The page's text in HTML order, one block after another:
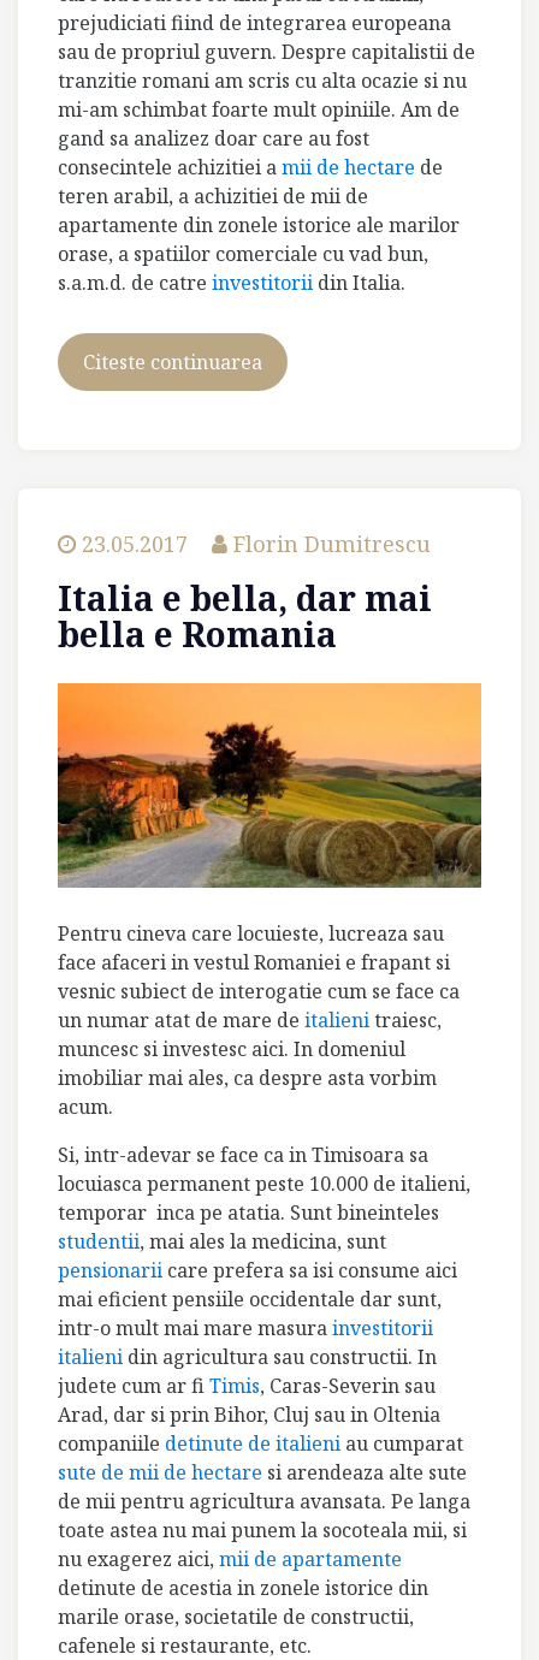
prejudiciati fiind de integrarea europeana
sau de propriul guvern. Despre capitalistii de
tranzitie romani am scris cu alta ocazie si nu
mi-am schimbat foarte mult opiniile. Am de
gand sa analizez doar care au fost
consecintele achizitiei amii de hectare de
teren arabil, a achizitiei de mii de
apartamente din zonele istorice ale marilor
orase, a spatiilor comerciale cu vad bun,
s.a.m.d. de catre investitorii din Italia.
Citeste continuarea Italia
e
e
(II)
23.05.2017 Florin Dumitrescu
Italia e bella, dar mai
bella e Romania
Pentru cineva care locuieste, lucreaza sau
face afaceri in vestul Romaniei e frapant si
vesnic subiect de interogatie cum se face ca
un numar atat de mare de italienitraiesc,
muncesc si investesc aici. In domeniul
imobiliar mai ales, ca despre asta vorbim
acum.
Si, intr-adevar se face ca in Timisoara sa
locuiasca permanent peste 10.000 de italieni,
temporar inca pe atatia. Sunt bineinteles
studentii, mai ales la medicina, sunt
pensionarii care prefera sa isi consume aici
mai eficient pensiile occidentale dar sunt,
intr-o mult mai mare masurainvestitorii
italieni din agricultura sau constructii. In
judete cum ar fiTimis, Caras-Severin sau
Arad, dar si prin Bihor, Cluj sau in Oltenia
companiile detinute de italieni au cumparat
sute de mii de hectare si arendeaza alte sute
de mii pentru agricultura avansata. Pe langa
toate astea nu mai punem la socoteala mii, si
nu exagerez aici,mii de apartamente
detinute de acestia in zonele istorice din
marile orase, societatile de constructii,
cafenele si restaurante, etc.